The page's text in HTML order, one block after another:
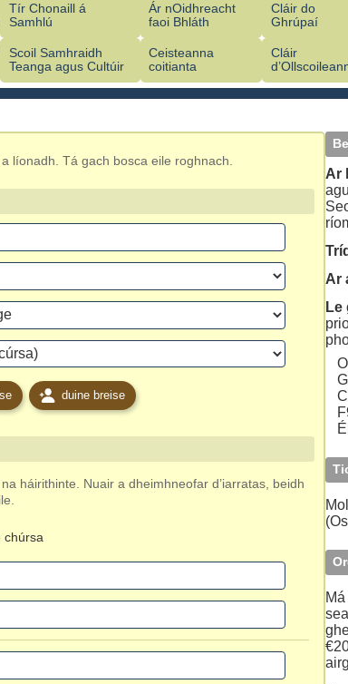
Tír Chonaill á
Samhlú
Scoil Samhraidh
Teanga agus Cultúir
Ár nOidhreacht
faoi Bhláth
Ceisteanna
coitianta
Cláir do
Ghrúpaí
Cláir
líonadh. Tá gach bosca eile roghnach.
duine breise
háirithinte. Nuair a dheimhneofar d’iarratas, beidh
chúrsa
Ar
Ar
Le